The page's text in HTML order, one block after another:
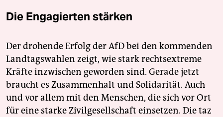
Die Engagierten stärken
Der drohende Erfolg der AfD bei den kommenden
Landtagswahlen zeigt, wie stark rechtsextreme
Kräfte inzwischen geworden sind. Gerade jetzt
braucht es Zusammenhalt und Solidarität. Auch
und vor allem mit den Menschen, die sich vor Ort
für eine starke Zivilgesellschaft einsetzen. Die taz